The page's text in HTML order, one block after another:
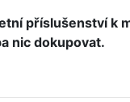
příslušenství k
nic dokupovat.